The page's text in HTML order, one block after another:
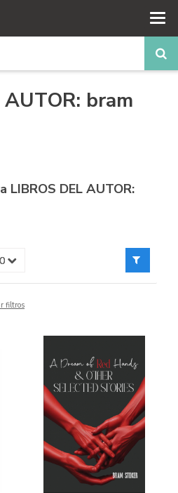
AUTOR: bram
LIBROS DEL AUTOR:
filtros